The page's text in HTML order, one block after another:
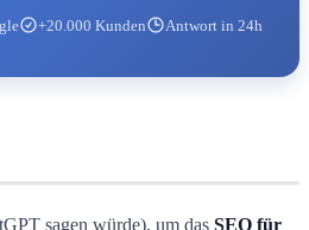
+20.000 Kunden Antwort in 24h
sagen würde), um das SEO für